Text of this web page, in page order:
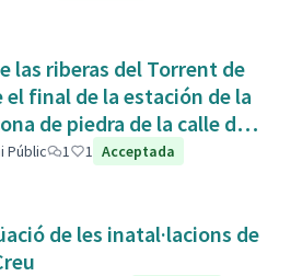
las riberas del Torrent de
final de la estación de la
de piedra de la calle de
Públic 1 1 Acceptada
de les inatal·lacions de